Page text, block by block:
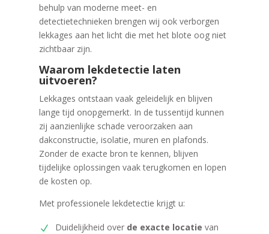
behulp van moderne meet- en
detectietechnieken brengen wij ook verborgen
lekkages aan het licht die met het blote oog niet
zichtbaar zijn.
Waarom lekdetectie laten
uitvoeren?
Lekkages ontstaan vaak geleidelijk en blijven
lange tijd onopgemerkt. In de tussentijd kunnen
zij aanzienlijke schade veroorzaken aan
dakconstructie, isolatie, muren en plafonds.
Zonder de exacte bron te kennen, blijven
tijdelijke oplossingen vaak terugkomen en lopen
de kosten op.
Met professionele lekdetectie krijgt u:
Duidelijkheid over de exacte locatie van